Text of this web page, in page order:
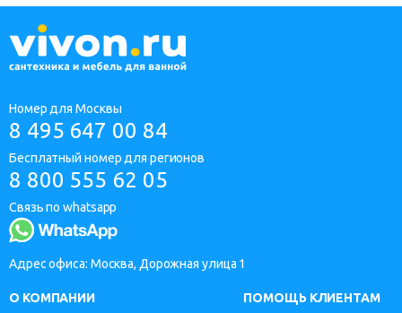
Номер для Москвы
8 495 647 00 84
Бесплатный номер для регионов
8 800 555 62 05
Связь по whatsapp
Адрес офиса: Москва, Дорожная улица 1
О КОМПАНИИ
ПОМОЩЬ КЛИЕНТАМ